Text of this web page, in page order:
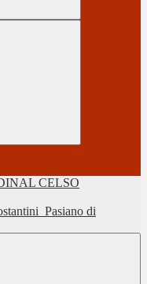
Pasiano di